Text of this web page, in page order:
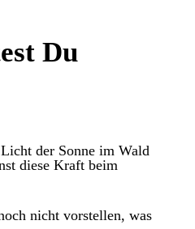
Du
nicht vorstellen, was